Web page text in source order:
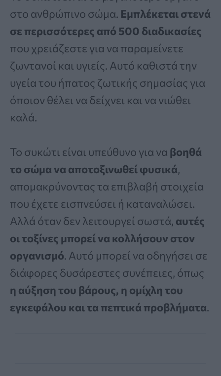
στο ανθρώπινο σώμα. Εμπλέκεται στενά
σε περισσότερες από 500 διαδικασίες
που χρειάζεστε για να παραμείνετε
ζωντανοί και υγιείς. Αυτό καθιστά την
υγεία του ήπατος ζωτικής σημασίας για
όποιον θέλει να δείχνει και να νιώθει
καλά.
Το συκώτι είναι υπεύθυνο για να βοηθά
το σώμα να αποτοξινωθεί φυσικά,
απομακρύνοντας τα επιβλαβή στοιχεία
που έχετε εισπνεύσει ή καταναλώσει.
Αλλά όταν δεν λειτουργεί σωστά, αυτές
οι τοξίνες μπορεί να κολλήσουν στον
οργανισμό. Αυτό μπορεί να οδηγήσει σε
διάφορες δυσάρεστες συνέπειες, όπως
η αύξηση του βάρους, η ομίχλη του
εγκεφάλου και τα πεπτικά προβλήματα.